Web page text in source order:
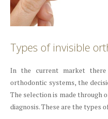
Types of invisible
In the current market
orthodontic systems, the
The selection is made through
diagnosis. These are the types